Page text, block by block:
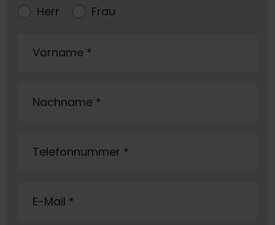
Herr Frau
Vorname *
Nachname *
Telefonnummer *
E-Mail *